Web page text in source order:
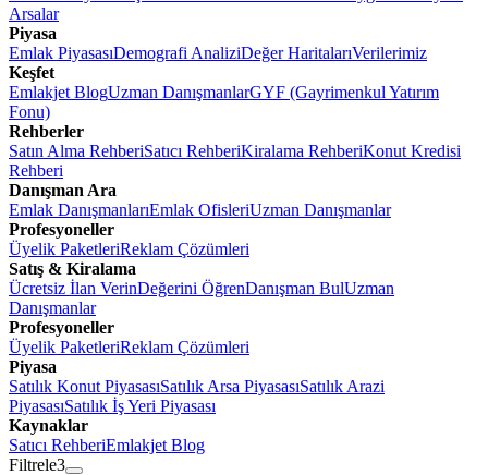
Arsalar
Piyasa
Emlak PiyasasıDemografi AnaliziDeğer HaritalarıVerilerimiz
Keşfet
Emlakjet BlogUzman DanışmanlarGYF (Gayrimenkul Yatırım
Fonu)
Rehberler
Satın Alma RehberiSatıcı RehberiKiralama RehberiKonut Kredisi
Rehberi
Danışman Ara
Emlak DanışmanlarıEmlak OfisleriUzman Danışmanlar
Profesyoneller
Üyelik PaketleriReklam Çözümleri
Satış & Kiralama
Ücretsiz İlan VerinDeğerini ÖğrenDanışman BulUzman
Danışmanlar
Profesyoneller
Üyelik PaketleriReklam Çözümleri
Piyasa
Satılık Konut PiyasasıSatılık Arsa PiyasasıSatılık Arazi
PiyasasıSatılık İş Yeri Piyasası
Kaynaklar
Satıcı RehberiEmlakjet Blog
Filtrele3